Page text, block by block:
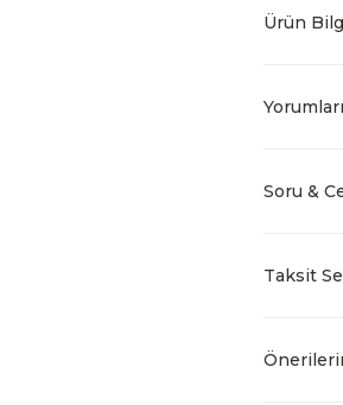
Ürün
Yorumları
Soru &
Taksit